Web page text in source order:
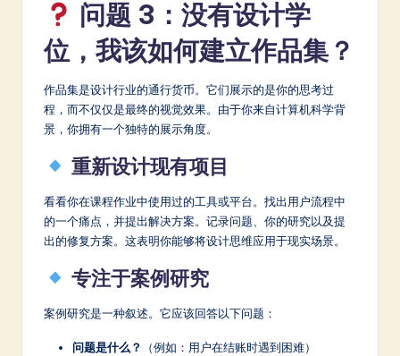
问题 3：没有设计学
位，我该如何建立作品集？
作品集是设计行业的通行货币。它们展示的是你的思考过
程，而不仅仅是最终的视觉效果。由于你来自计算机科学背
景，你拥有一个独特的展示角度。
重新设计现有项目
看看你在课程作业中使用过的工具或平台。找出用户流程中
的一个痛点，并提出解决方案。记录问题、你的研究以及提
出的修复方案。这表明你能够将设计思维应用于现实场景。
专注于案例研究
案例研究是一种叙述。它应该回答以下问题：
问题是什么？
（例如：用户在结账时遇到困难）